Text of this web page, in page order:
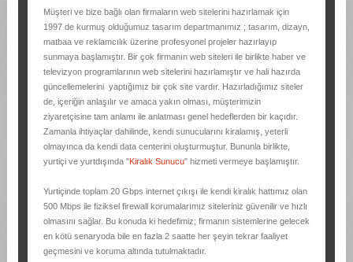
Müşteri ve bize bağlı olan firmaların web sitelerini hazırlamak için
1997 de kurmuş olduğumuz tasarım departmanımız ; tasarım, dizayn,
matbaa ve reklamcılık üzerine profesyonel projeler hazırlayıp
sunmaya başlamıştır. Bir çok firmanın web siteleri ile birlikte haber ve
televizyon programlarının web sitelerini hazırlamıştır ve hali hazırda
güncellemelerini yaptığımız bir çok site vardır. Hazırladığımız siteler
de, içeriğin anlaşılır ve amaca yakın olması, müşterimizin
ziyaretçisine tam anlamı ile anlatması genel hedeflerden bir kaçıdır.
Zamanla ihtiyaçlar dahilinde, kendi sunucularını kiralamış, yeterli
olmayınca da kendi data centerini oluşturmuştur. Bununla birlikte,
yurtiçi ve yurtdışında "Kiralık Sunucu" hizmeti vermeye başlamıştır.
Yurtiçinde toplam 20 Gbps internet çıkışı ile kendi kiralık hattımız olan
500 Mbps ile fiziksel firewall korumalarımız siteleriniz güvenilir ve hızlı
olmasını sağlar. Bu konuda ki hedefimiz; firmanın sistemlerine gelecek
en kötü senaryoda bile en fazla 2 saatte her şeyin tekrar faaliyet
geçmesini ve koruma altında tutulmaktadır.